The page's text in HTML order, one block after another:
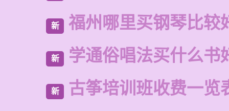
新 福州哪里买钢琴比较
新 学通俗唱法买什么书
新 古筝培训班收费一览